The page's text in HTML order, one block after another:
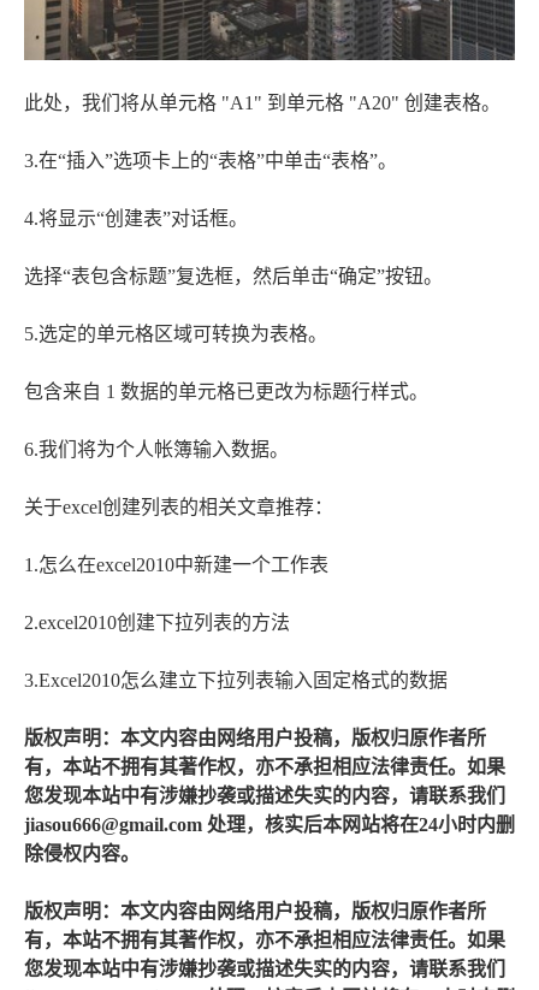
此处，我们将从单元格 "A1" 到单元格 "A20" 创建表格。
3.在“插入”选项卡上的“表格”中单击“表格”。
4.将显示“创建表”对话框。
选择“表包含标题”复选框，然后单击“确定”按钮。
5.选定的单元格区域可转换为表格。
包含来自 1 数据的单元格已更改为标题行样式。
6.我们将为个人帐簿输入数据。
关于excel创建列表的相关文章推荐：
1.怎么在excel2010中新建一个工作表
2.excel2010创建下拉列表的方法
3.Excel2010怎么建立下拉列表输入固定格式的数据
版权声明：本文内容由网络用户投稿，版权归原作者所
有，本站不拥有其著作权，亦不承担相应法律责任。如果
您发现本站中有涉嫌抄袭或描述失实的内容，请联系我们
jiasou666@gmail.com 处理，核实后本网站将在24小时内删
除侵权内容。
版权声明：本文内容由网络用户投稿，版权归原作者所
有，本站不拥有其著作权，亦不承担相应法律责任。如果
您发现本站中有涉嫌抄袭或描述失实的内容，请联系我们